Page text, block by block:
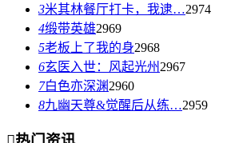
3米其林餐厅打卡，我逮…2974
4缎带英雄2969
5老板上了我的身2968
6玄医入世：风起光州 2967
7白色亦深渊2960
8九幽天尊&觉醒后从练…2959